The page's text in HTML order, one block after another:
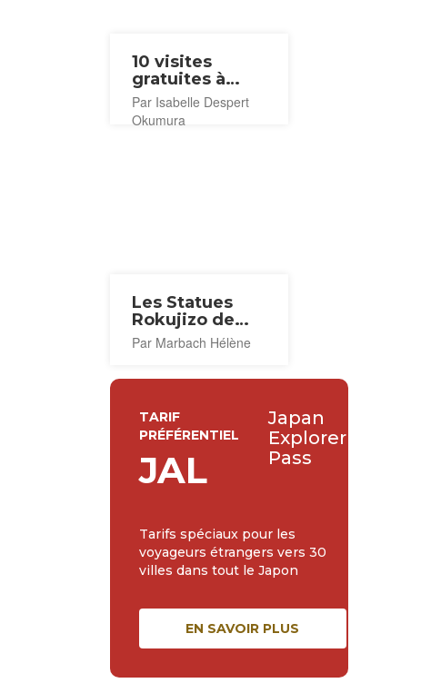
10 visites
gratuites à
Kamakura
Par Isabelle Despert
Okumura
Les Statues
Rokujizo de
Kamakura
Par Marbach Hélène
TARIF
PRÉFÉRENTIEL
JAL
Japan
Explorer
Pass
Tarifs spéciaux pour les
voyageurs étrangers vers 30
villes dans tout le Japon
EN SAVOIR PLUS